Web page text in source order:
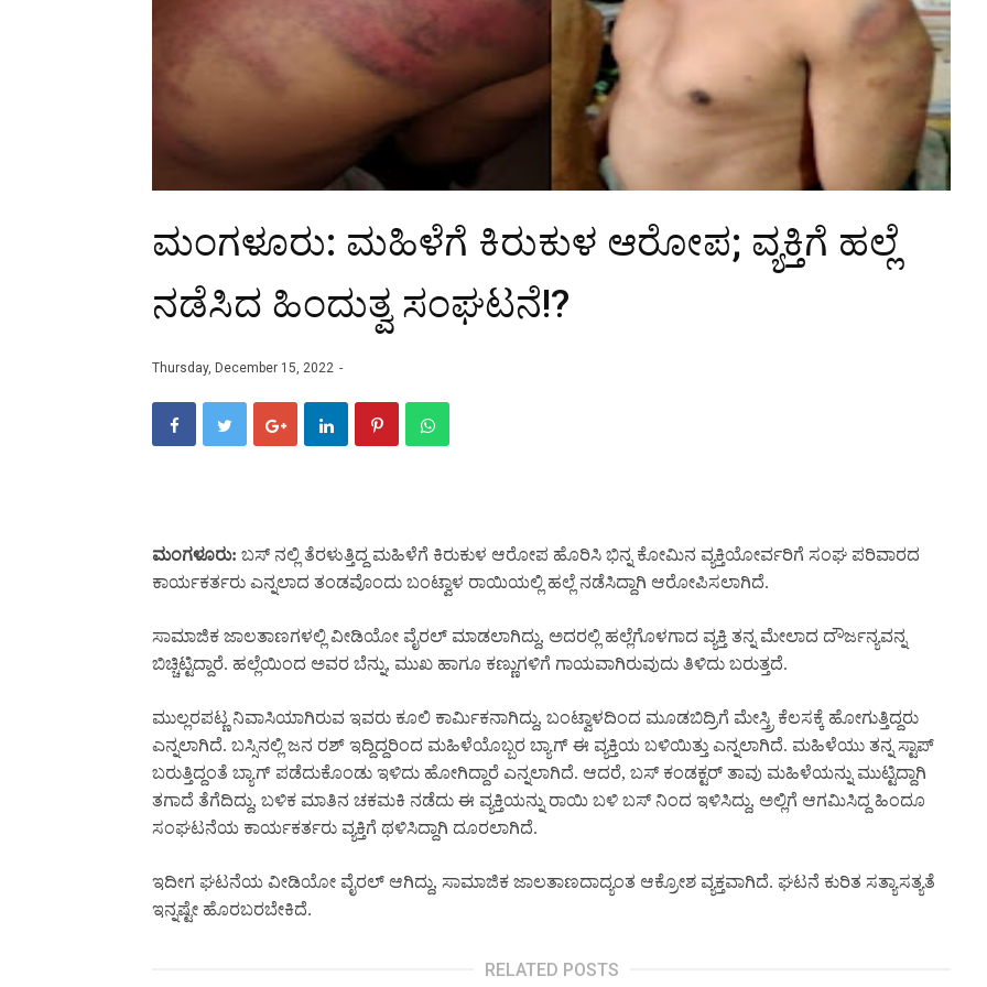
ಮಂಗಳೂರು: ಮಹಿಳೆಗೆ ಕಿರುಕುಳ ಆರೋಪ; ವ್ಯಕ್ತಿಗೆ ಹಲ್ಲೆ
ನಡೆಸಿದ ಹಿಂದುತ್ವ ಸಂಘಟನೆ!?
Thursday, December 15, 2022
ಮಂಗಳೂರು: ಬಸ್ ನಲ್ಲಿ ತೆರಳುತ್ತಿದ್ದ ಮಹಿಳೆಗೆ ಕಿರುಕುಳ ಆರೋಪ ಹೊರಿಸಿ ಭಿನ್ನ ಕೋಮಿನ ವ್ಯಕ್ತಿಯೋರ್ವರಿಗೆ ಸಂಘ ಪರಿವಾರದ
ಕಾರ್ಯಕರ್ತರು ಎನ್ನಲಾದ ತಂಡವೊಂದು ಬಂಟ್ವಾಳ ರಾಯಿಯಲ್ಲಿ ಹಲ್ಲೆ ನಡೆಸಿದ್ದಾಗಿ ಆರೋಪಿಸಲಾಗಿದೆ.
ಸಾಮಾಜಿಕ ಜಾಲತಾಣಗಳಲ್ಲಿ ವೀಡಿಯೋ ವೈರಲ್ ಮಾಡಲಾಗಿದ್ದು, ಅದರಲ್ಲಿ ಹಲ್ಲೆಗೊಳಗಾದ ವ್ಯಕ್ತಿ ತನ್ನ ಮೇಲಾದ ದೌರ್ಜನ್ಯವನ್ನ
ಬಿಚ್ಚಿಟ್ಟಿದ್ದಾರೆ. ಹಲ್ಲೆಯಿಂದ ಅವರ ಬೆನ್ನು, ಮುಖ ಹಾಗೂ ಕಣ್ಣುಗಳಿಗೆ ಗಾಯವಾಗಿರುವುದು ತಿಳಿದು ಬರುತ್ತದೆ.
ಮುಲ್ಲರಪಟ್ಣ ನಿವಾಸಿಯಾಗಿರುವ ಇವರು ಕೂಲಿ ಕಾರ್ಮಿಕನಾಗಿದ್ದು, ಬಂಟ್ವಾಳದಿಂದ ಮೂಡಬಿದ್ರಿಗೆ ಮೇಸ್ತ್ರಿ ಕೆಲಸಕ್ಕೆ ಹೋಗುತ್ತಿದ್ದರು
ಎನ್ನಲಾಗಿದೆ. ಬಸ್ಸಿನಲ್ಲಿ ಜನ ರಶ್ ಇದ್ದಿದ್ದರಿಂದ ಮಹಿಳೆಯೊಬ್ಬರ ಬ್ಯಾಗ್ ಈ ವ್ಯಕ್ತಿಯ ಬಳಿಯಿತ್ತು ಎನ್ನಲಾಗಿದೆ. ಮಹಿಳೆಯು ತನ್ನ ಸ್ಟಾಪ್
ಬರುತ್ತಿದ್ದಂತೆ ಬ್ಯಾಗ್ ಪಡೆದುಕೊಂಡು ಇಳಿದು ಹೋಗಿದ್ದಾರೆ ಎನ್ನಲಾಗಿದೆ. ಆದರೆ, ಬಸ್ ಕಂಡಕ್ಟರ್ ತಾವು ಮಹಿಳೆಯನ್ನು ಮುಟ್ಟಿದ್ದಾಗಿ
ತಗಾದೆ ತೆಗೆದಿದ್ದು, ಬಳಿಕ ಮಾತಿನ ಚಕಮಕಿ ನಡೆದು ಈ ವ್ಯಕ್ತಿಯನ್ನು ರಾಯಿ ಬಳಿ ಬಸ್ ನಿಂದ ಇಳಿಸಿದ್ದು, ಅಲ್ಲಿಗೆ ಆಗಮಿಸಿದ್ದ ಹಿಂದೂ
ಸಂಘಟನೆಯ ಕಾರ್ಯಕರ್ತರು ವ್ಯಕ್ತಿಗೆ ಥಳಿಸಿದ್ದಾಗಿ ದೂರಲಾಗಿದೆ.
ಇದೀಗ ಘಟನೆಯ ವೀಡಿಯೋ ವೈರಲ್ ಆಗಿದ್ದು, ಸಾಮಾಜಿಕ ಜಾಲತಾಣದಾದ್ಯಂತ ಆಕ್ರೋಶ ವ್ಯಕ್ತವಾಗಿದೆ. ಘಟನೆ ಕುರಿತ ಸತ್ಯಾಸತ್ಯತೆ
ಇನ್ನಷ್ಟೇ ಹೊರಬರಬೇಕಿದೆ.
RELATED POSTS